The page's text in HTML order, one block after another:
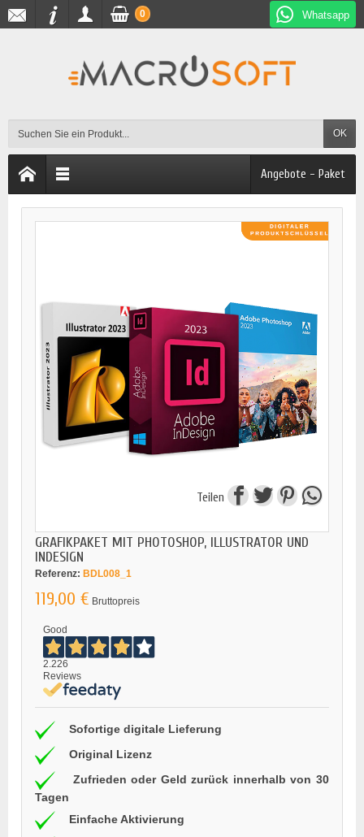
Whatsapp
OK
0
Angebote - Paket
Teilen
GRAFIKPAKET MIT PHOTOSHOP, ILLUSTRATOR UND
INDESIGN
Referenz: BDL008_1
119,00 € Bruttopreis
Good
2.226
Reviews
Sofortige digitale Lieferung
Original Lizenz
Zufrieden oder Geld zurück innerhalb von 30
Tagen
Einfache Aktivierung